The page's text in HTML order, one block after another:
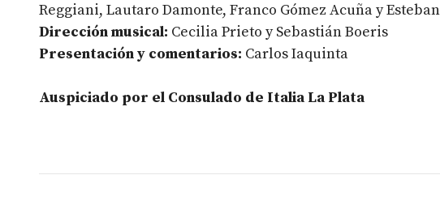
Reggiani, Lautaro Damonte, Franco Gómez Acuña y
Dirección musical: Cecilia Prieto y Sebastián Boeris
Presentación y comentarios: Carlos Iaquinta
Auspiciado por el Consulado de Italia La Plata